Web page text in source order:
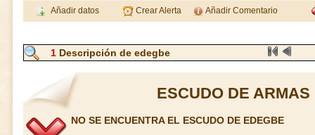
Añadir datos Crear Alerta Añadir Comentario
1 Descripción de edegbe
ESCUDO DE
NO SE ENCUENTRA EL ESCUDO DE EDEGBE